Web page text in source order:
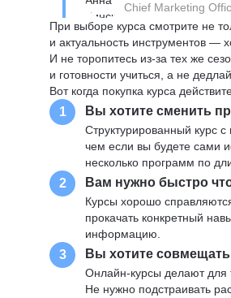
Chief Marketing
При выборе курса смотрите не
и актуальность инструментов —
И не торопитесь из-за тех же
и готовности учиться, а не
Вот когда покупка курса
1 Вы хотите сменить
Структурированный курс
чем если вы будете сами
несколько программ по
2 Вам нужно быстро
Курсы хорошо
прокачать конкретный
информацию.
3 Вы хотите
Онлайн-курсы делают для
Не нужно подстраивать